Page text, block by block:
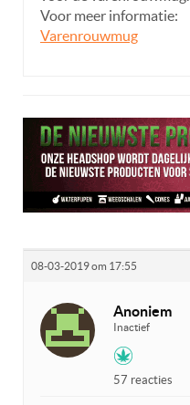
Voor meer informatie:
Varenrouwmug
08-03-2019 om 17:55
Anoniem
Inactief
57 reacties